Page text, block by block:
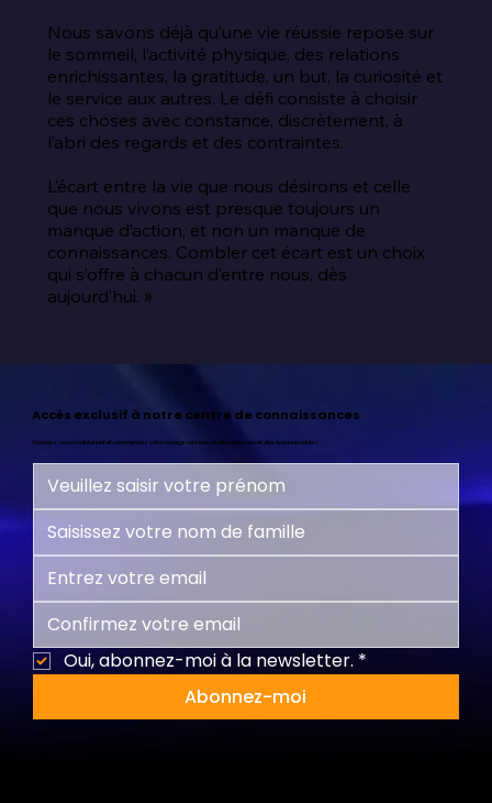
Nous savons déjà qu’une vie réussie repose sur
le sommeil, l’activité physique, des relations
enrichissantes, la gratitude, un but, la curiosité et
le service aux autres. Le défi consiste à choisir
ces choses avec constance, discrètement, à
l’abri des regards et des contraintes.
L’écart entre la vie que nous désirons et celle
que nous vivons est presque toujours un
manque d’action, et non un manque de
connaissances. Combler cet écart est un choix
qui s’offre à chacun d’entre nous, dès
aujourd’hui. »
Accès exclusif à notre centre de connaissances
Abonnez-vous maintenant et commencez votre voyage vers une vie plus heureuse et plus épanouissante !
Oui, abonnez-moi à la newsletter. *
Abonnez-moi